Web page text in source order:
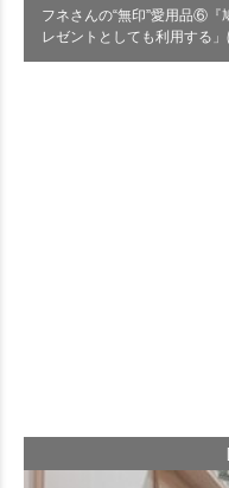
フネさんの“無印”愛用品⑥
レゼントとしても利用する